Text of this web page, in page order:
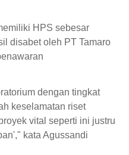
HPS sebesar
disabet oleh PT Tamaro
dengan tingkat
keselamatan riset
vital seperti ini justru
kata Agussandi